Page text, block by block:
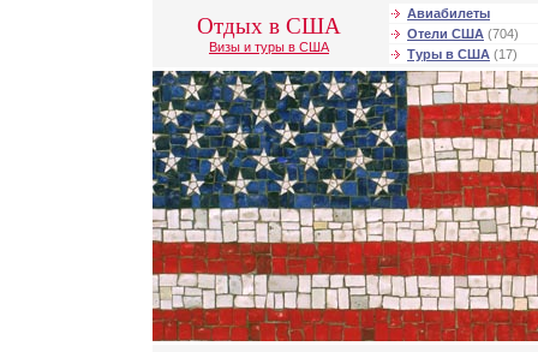
Отдых в США
Визы и туры в США
Авиабилеты
Отели США (704)
Туры в США (17)